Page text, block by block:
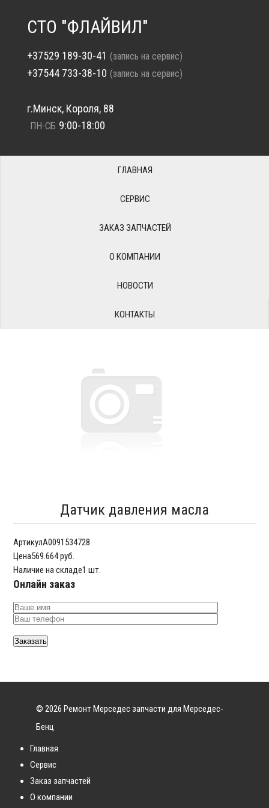
СТО "ФЛАЙВИЛ"
+37529 189-30-41 (запись на сервис)
+37544 733-38-10 (запись на сервис)
г.Минск, Короля, 88
ПН-СБ 9:00-18:00
ГЛАВНАЯ
СЕРВИС
ЗАКАЗ ЗАПЧАСТЕЙ
О КОМПАНИИ
НОВОСТИ
КОНТАКТЫ
Датчик давления масла
АртикулA0091534728
Цена569.664 руб.
Наличие на складе1 шт.
Онлайн заказ
© 2026 Ремонт Мерседес запчасти для Мерседес-
Бенц
Главная
Сервис
Заказ запчастей
О компании